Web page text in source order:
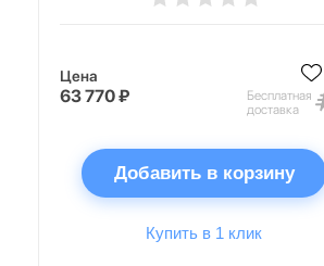
Цена
63 770 ₽
Бесплатная
доставка
Добавить в корзину
Купить в 1 клик